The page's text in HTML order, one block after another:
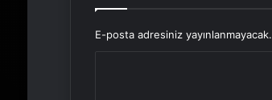
E-posta adresiniz yayınlanmayacak.